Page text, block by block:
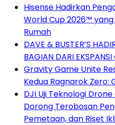
Hisense Hadirkan
World Cup 2026™
Rumah
DAVE & BUSTER’S
BAGIAN DARI
Gravity Game Unite
Kedua Ragnarok Zero:
DJI Uji Teknologi
Dorong Terobosan
Pemetaan, dan Riset